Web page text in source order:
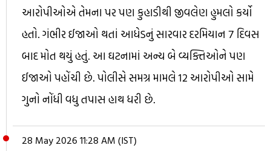
આરોપીઓએ તેમના પર પણ કુહાડીથી જીવલેણ હુમલો કર્યો
હતો. ગંભીર ઈજાઓ થતાં આધેડનું સારવાર દરમિયાન 7 દિવસ
બાદ મોત થયું હતું. આ ઘટનામાં અન્ય બે વ્યક્તિઓને પણ
ઈજાઓ પહોંચી છે. પોલીસે સમગ્ર મામલે 12 આરોપીઓ સામે
ગુનો નોંધી વધુ તપાસ હાથ ધરી છે.
28 May 2026 11:28 AM (IST)